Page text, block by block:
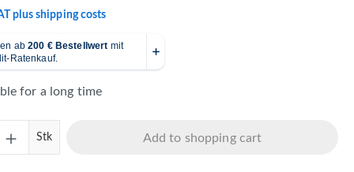
plus shipping costs
for a long time
Enter the desired amount or
Stk Add to shopping cart